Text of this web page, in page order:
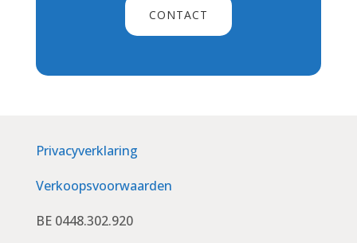
CONTACT
Privacyverklaring
Verkoopsvoorwaarden
BE 0448.302.920